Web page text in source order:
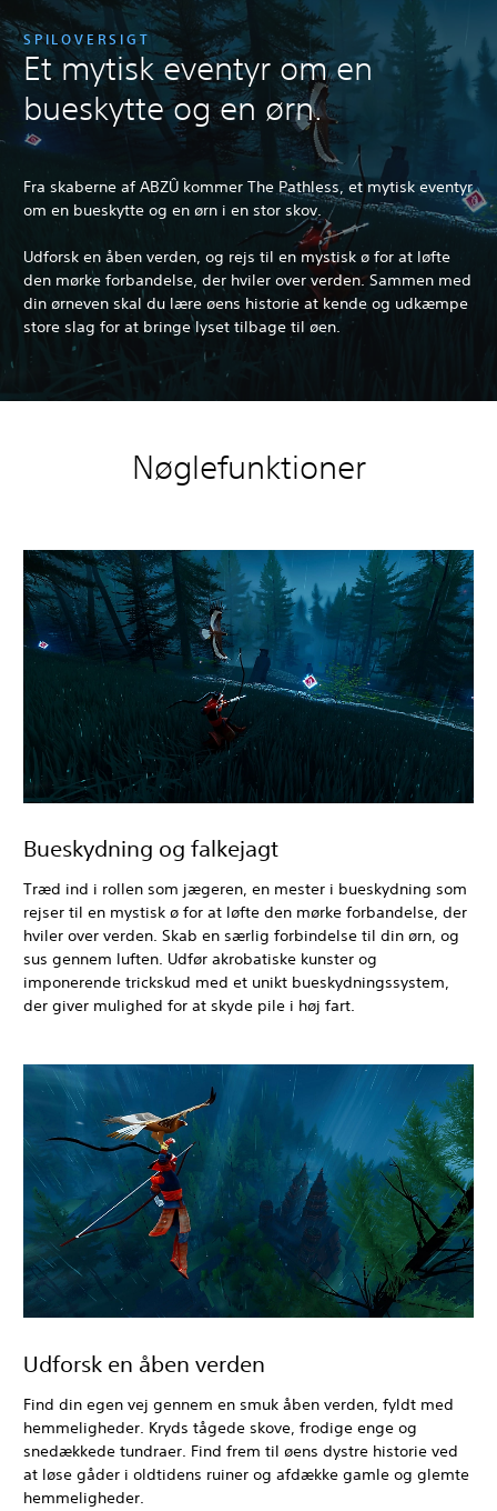
SPILOVERSIGT
Et mytisk eventyr om en
bueskytte og en ørn.
Fra skaberne af ABZÛ kommer The Pathless, et mytisk eventyr
om en bueskytte og en ørn i en stor skov.
Udforsk en åben verden, og rejs til en mystisk ø for at løfte
den mørke forbandelse, der hviler over verden. Sammen med
din ørneven skal du lære øens historie at kende og udkæmpe
store slag for at bringe lyset tilbage til øen.
Nøglefunktioner
Bueskydning og falkejagt
Træd ind i rollen som jægeren, en mester i bueskydning som
rejser til en mystisk ø for at løfte den mørke forbandelse, der
hviler over verden. Skab en særlig forbindelse til din ørn, og
sus gennem luften. Udfør akrobatiske kunster og
imponerende trickskud med et unikt bueskydningssystem,
der giver mulighed for at skyde pile i høj fart.
Udforsk en åben verden
Find din egen vej gennem en smuk åben verden, fyldt med
hemmeligheder. Kryds tågede skove, frodige enge og
snedækkede tundraer. Find frem til øens dystre historie ved
at løse gåder i oldtidens ruiner og afdække gamle og glemte
hemmeligheder.